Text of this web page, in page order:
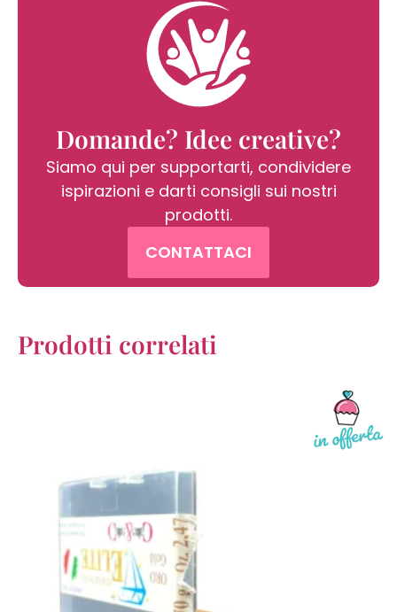
Domande? Idee creative?
Siamo qui per supportarti, condividere
ispirazioni e darti consigli sui nostri
prodotti.
CONTATTACI
Prodotti correlati